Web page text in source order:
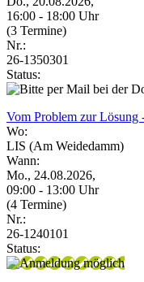
16:00 - 18:00 Uhr
(3 Termine)
Nr.:
26-1350301
Status:
Vom Problem zur Lösung
Wo:
LIS (Am Weidedamm)
Wann:
Mo., 24.08.2026,
09:00 - 13:00 Uhr
(4 Termine)
Nr.:
26-1240101
Status: